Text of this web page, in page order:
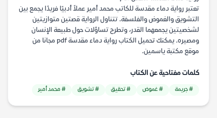
تعتبر رواية دماء مقدسة للكاتب محمد أمير عملاً أدبيًا فريدًا يجمع بين
التشويق والغموض والفلسفة. تتناول الرواية قصتين متوازيتين
لشخصيتين يجمعهما القدر، وتطرح تساؤلات حول طبيعة الإنسان
ومصيره. يمكنك تحميل الكتاب رواية دماء مقدسة pdf مجانا من
موقع مكتبة ياسمين.
كلمات مفتاحية عن الكتاب
# جريمة # غموض # تحقيق # تشويق # محمد أمير